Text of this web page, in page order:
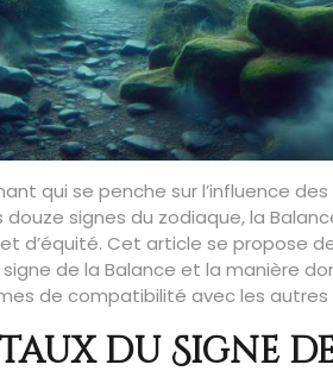
qui se penche sur l’influence
signes du zodiaque, la
d’équité. Cet article se propose
de la Balance et la manière
de compatibilité avec les autres
du Signe